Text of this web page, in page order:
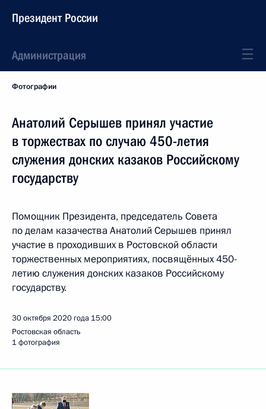
Президент России
Администрация
Фотографии
Анатолий Серышев принял участие
в торжествах по случаю 450-летия
служения донских казаков Российскому
государству
Помощник Президента, председатель Совета
по делам казачества Анатолий Серышев принял
участие в проходивших в Ростовской области
торжественных мероприятиях, посвящённых 450-
летию служения донских казаков Российскому
государству.
30 октября 2020 года 15:00
Ростовская область
1 фотография